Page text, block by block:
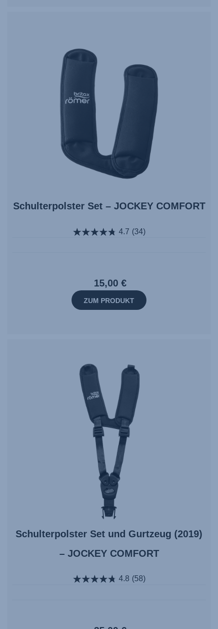
Schulterpolster Set – JOCKEY COMFORT
4.7 (34)
15,00 €
ZUM PRODUKT
Schulterpolster Set und Gurtzeug (2019)
– JOCKEY COMFORT
4.8 (58)